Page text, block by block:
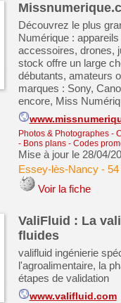
Découvrez le plus
Numérique :
accessoires, drones,
stock offre un large
débutants, amateurs
marques : Sony,
encore, Miss
Photos & Photographes-
- Bons plans - Codes
Mise à jour le 28/04/
Essey-lès-Nancy-
Voir la fiche
ValiFluid : La
fluides
valifluid ingénierie
l'agroalimentaire, la
étapes de validation
www.valifluid.com